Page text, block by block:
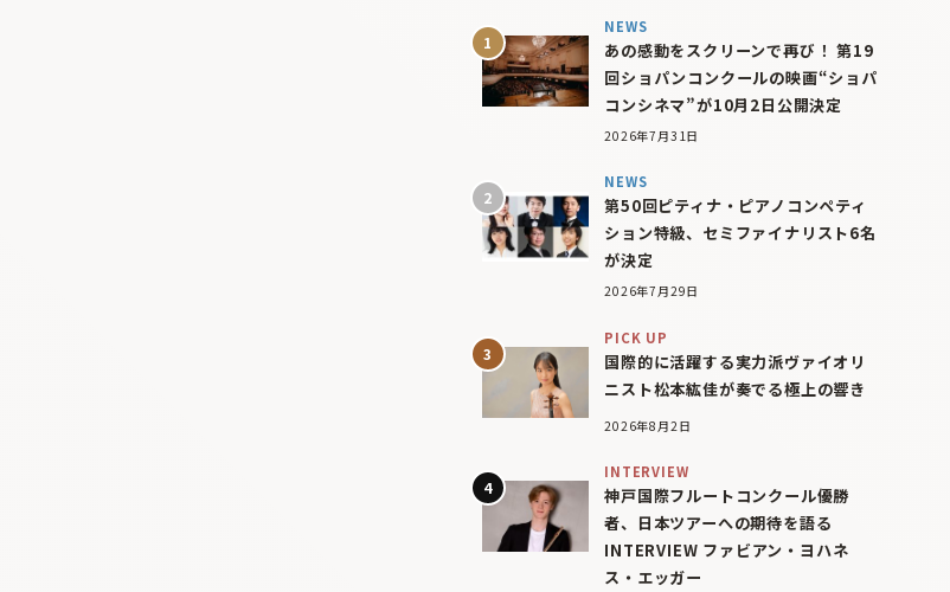
NEWS
あの感動をスクリーンで再び！ 第19
回ショパンコンクールの映画“ショパ
コンシネマ”が10月2日公開決定
2026年7月31日
NEWS
第50回ピティナ・ピアノコンペティ
ション特級、セミファイナリスト6名
が決定
2026年7月29日
PICK UP
国際的に活躍する実力派ヴァイオリ
ニスト松本紘佳が奏でる極上の響き
2026年8月2日
INTERVIEW
神戸国際フルートコンクール優勝
者、日本ツアーへの期待を語る
INTERVIEW ファビアン・ヨハネ
ス・エッガー